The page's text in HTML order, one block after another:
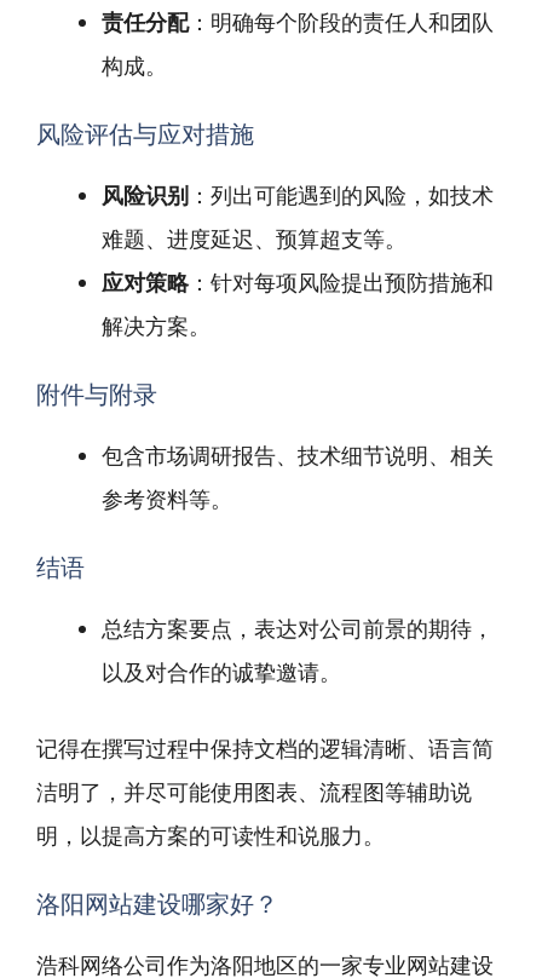
责任分配：明确每个阶段的责任人和团队
构成。
风险评估与应对措施
风险识别 ：列出可能遇到的风险，如技术
难题、进度延迟、预算超支等。
应对策略 ：针对每项风险提出预防措施和
解决方案。
附件与附录
包含市场调研报告、技术细节说明、相关
参考资料等。
结语
总结方案要点，表达对公司前景的期待，
以及对合作的诚挚邀请。
记得在撰写过程中保持文档的逻辑清晰、语言简
洁明了，并尽可能使用图表、流程图等辅助说
明，以提高方案的可读性和说服力。
洛阳网站建设哪家好？
浩科网络公司作为洛阳地区的一家专业网站建设